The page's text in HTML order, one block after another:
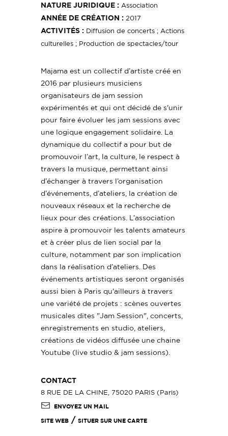
NATURE JURIDIQUE : Association
ANNÉE DE CRÉATION : 2017
ACTIVITÉS : Diffusion de concerts ; Actions
culturelles ; Production de spectacles/tour
Majama est un collectif d’artiste créé en
2016 par plusieurs musiciens
organisateurs de jam session
expérimentés et qui ont décidé de s'unir
pour faire évoluer les jam sessions avec
une logique engagement solidaire. La
dynamique du collectif a pour but de
promouvoir l’art, la culture, le respect à
travers la musique, permettant ainsi
d’échanger à travers l’organisation
d’événements, d’ateliers, la création de
nouveaux réseaux et la recherche de
lieux pour des créations. L’association
aspire à promouvoir les talents amateurs
et à créer plus de lien social par la
culture, notamment par son implication
dans la réalisation d’ateliers. Des
événements artistiques seront organisés
aussi bien à Paris qu'ailleurs à travers
une variété de projets : scènes ouvertes
musicales dites "Jam Session", concerts,
enregistrements en studio, ateliers,
créations de vidéos diffusée une chaine
Youtube (live studio & jam sessions).
CONTACT
8 RUE DE LA CHINE, 75020 PARIS (Paris)
ENVOYEZ UN MAIL
SITE WEB / SITUER SUR UNE CARTE